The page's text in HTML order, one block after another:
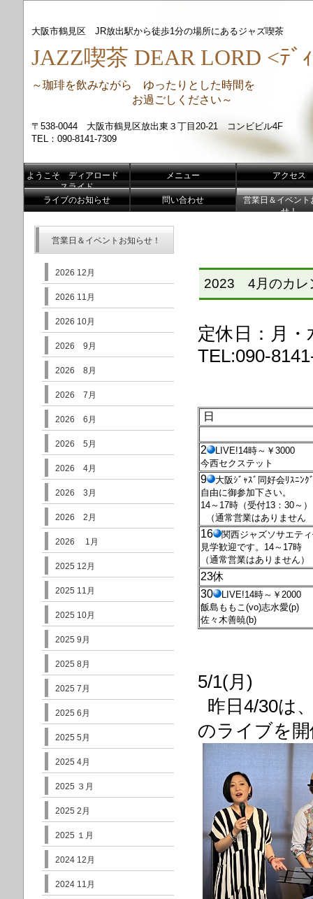
大阪市鶴見区 JR放出駅から徒歩1分の場所にあるジャズ喫茶
JAZZ喫茶 DEAR LORD <ﾃﾞ
～珈琲を飲みながら ゆったりとした時間を
お過ごしください～
〒538-0044 大阪市鶴見区放出東３丁目20-21 コンビビル4F
TEL：090-8141-7309
ようこそ ディアロード
スライド
メニュー アクセス
ライブのお知らせ 問い合わせ
営業日＆イベント
せ！
2023 4月のカレ
定休日：月
TEL:090-
日
2
LIVE!14時～￥3000
今西セクステット
9
大阪ｼﾞｬｽﾞ同好会ﾘｽﾆﾝ
自由に御参加下さい。
14～17時（受付13：30～）
（通常営業はありません
16
関西ジャズソサエテ
見学歓迎です。14～17時
（通常営業はありません）
23休
30
LIVE!14時～￥2000
飯島ももこ(vo)志水愛(p)
佐々木善暁(b)
5/1(月)
昨日4/30は
のライブを
営業日＆イベントお知らせ！
2026 12月
2026 11月
2026 10月
2026 9月
2026 8月
2026 7月
2026 6月
2026 5月
2026 4月
2026 3月
2026 2月
2026 1月
2025 12月
2025 11月
2025 10月
2025 9月
2025 8月
2025 7月
2025 6月
2025 5月
2025 4月
2025 ３月
2025 2月
2025 １月
2024 12月
2024 11月